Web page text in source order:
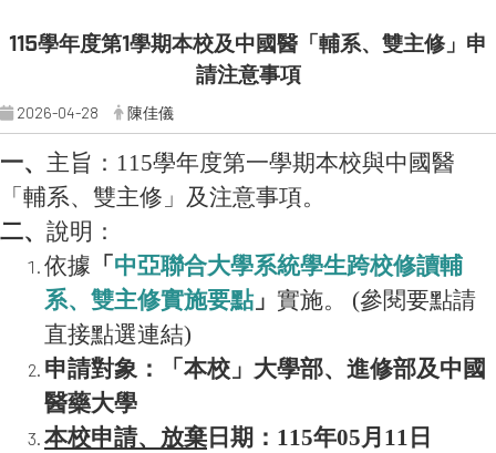
115學年度第1學期本校及中國醫「輔系、雙主修」申
請注意事項
2026-04-28 陳佳儀
一、 主旨：115學年度第一學期本校與中國醫
「輔系、雙主修」及注意事項。
二、 說明：
依據 「 中亞聯合大學系統學生跨校修讀輔
系、雙主修實施要點」 實施。 (參閱要點請
直接點選連結)
申請對象：「本校」大學部、進修部及中國
醫藥大學
本校申請、放棄 日期：115年05月11日